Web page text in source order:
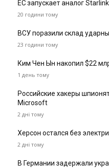
ЕС запускает аналог
20 години тому
ВСУ поразили склад
23 години тому
Ким Чен Ын накопил $22
1 день тому
Российские хакеры
Microsoft
2 дні тому
Херсон остался без
2 дні тому
В Германии задержали